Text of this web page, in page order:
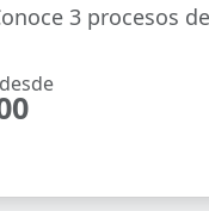
3 procesos